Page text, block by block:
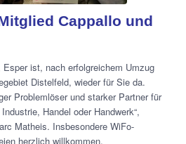
Cappallo und
ist, nach erfolgreichem Umzug
Distelfeld, wieder für Sie da.
Problemlöser und starker Partner für
Handel oder Handwerk“,
Matheis. Insbesondere WiFo-
herzlich willkommen.